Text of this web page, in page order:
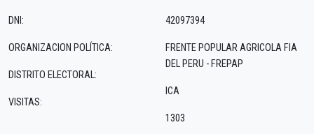
DNI:
ORGANIZACION POLÍTICA:
DISTRITO ELECTORAL:
VISITAS:
42097394
FRENTE POPULAR AGRICOLA FIA
DEL PERU - FREPAP
ICA
1303